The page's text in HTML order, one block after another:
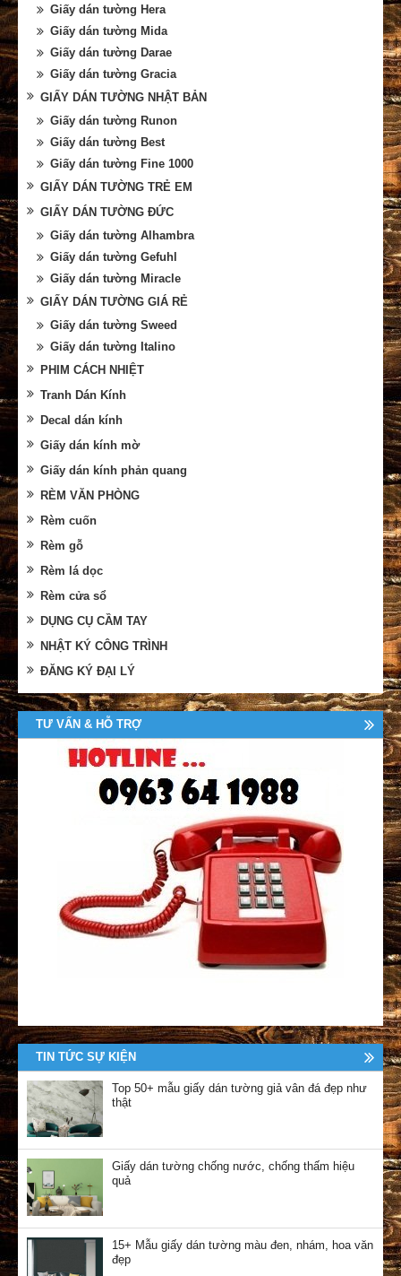
Giấy dán tường Hera
Giấy dán tường Mida
Giấy dán tường Darae
Giấy dán tường Gracia
GIẤY DÁN TƯỜNG NHẬT BẢN
Giấy dán tường Runon
Giấy dán tường Best
Giấy dán tường Fine 1000
GIẤY DÁN TƯỜNG TRẺ EM
GIẤY DÁN TƯỜNG ĐỨC
Giấy dán tường Alhambra
Giấy dán tường Gefuhl
Giấy dán tường Miracle
GIẤY DÁN TƯỜNG GIÁ RẺ
Giấy dán tường Sweed
Giấy dán tường Italino
PHIM CÁCH NHIỆT
Tranh Dán Kính
Decal dán kính
Giấy dán kính mờ
Giấy dán kính phản quang
RÈM VĂN PHÒNG
Rèm cuốn
Rèm gỗ
Rèm lá dọc
Rèm cửa sổ
DỤNG CỤ CẦM TAY
NHẬT KÝ CÔNG TRÌNH
ĐĂNG KÝ ĐẠI LÝ
TƯ VẤN & HỖ TRỢ
TIN TỨC SỰ KIỆN
Top 50+ mẫu giấy dán tường giả vân đá đẹp như
thật
Giấy dán tường chống nước, chống thấm hiệu
quả
15+ Mẫu giấy dán tường màu đen, nhám, hoa văn
đẹp